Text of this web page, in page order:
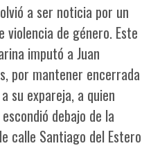
a ser noticia por un
violencia de género. Este
imputó a Juan
por mantener encerrada
su expareja, a quien
debajo de la
calle Santiago del Estero